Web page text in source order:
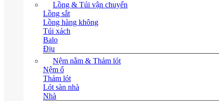
Lồng & Túi vận chuyển
Lồng sắt
Lồng hàng không
Túi xách
Balo
Địu
Nệm nằm & Thảm lót
Nệm ổ
Thảm lót
Lót sàn nhà
Nhà